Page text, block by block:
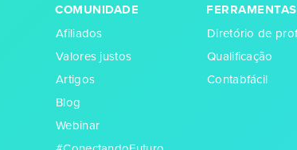
COMUNIDADE
Afiliados
Valores justos
Artigos
Blog
Webinar
FERRAMENTAS
Diretório de
Qualificação
Contabfácil